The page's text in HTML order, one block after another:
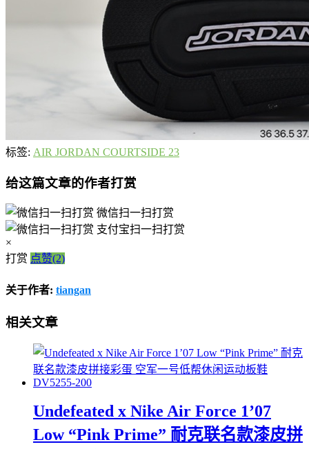
标签: AIR JORDAN COURTSIDE 23
给这篇文章的作者打赏
微信扫一扫打赏
支付宝扫一扫打赏
×
打赏 点赞(2)
关于作者: tiangan
相关文章
Undefeated x Nike Air Force 1’07
Low “Pink Prime” 耐克联名款漆皮拼